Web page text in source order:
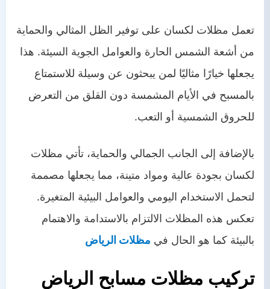
تعمل مظلات لكسان على توفير الظل المثالي والحماية
من أشعة الشمس الحارة والعوامل الجوية السيئة. هذا
يجعلها خيارًا مثاليًا لمن يبحثون عن وسيلة للاستمتاع
بالمسبح في الأيام المشمسة دون القلق من التعرض
للحروق الشمسية أو التعب.
بالإضافة إلى الجانب الجمالي والحماية، تأتي مظلات
لكسان بجودة عالية ومواد متينة، مما يجعلها مصممة
لتحمل الاستخدام اليومي والعوامل البيئية المتغيرة.
تعكس هذه المظلات الالتزام بالاستدامة والاهتمام
بالبيئة كما هو الحال في مظلات الرياض
تركيب مظلات مسابح الرياض